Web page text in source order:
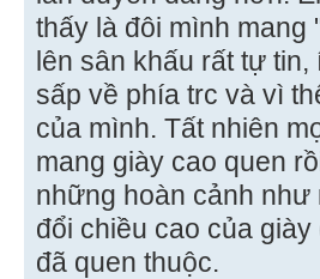
thấy là đôi mình mang
lên sân khấu rất tự
sấp về phía trc và vì
của mình. Tất nhiên
mang giày cao quen
những hoàn cảnh
đổi chiều cao của
đã quen thuộc.